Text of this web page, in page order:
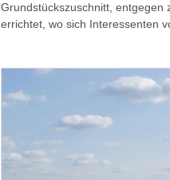
Grundstückszuschnitt, entgegen
errichtet, wo sich Interessenten